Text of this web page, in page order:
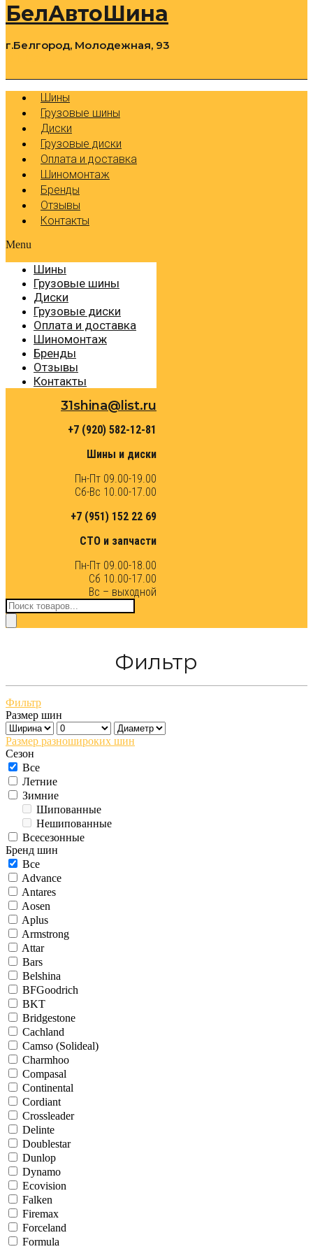
БелАвтоШина
г.Белгород, Молодежная, 93
Шины
Грузовые шины
Диски
Грузовые диски
Оплата и доставка
Шиномонтаж
Бренды
Отзывы
Контакты
Menu
Шины
Грузовые шины
Диски
Грузовые диски
Оплата и доставка
Шиномонтаж
Бренды
Отзывы
Контакты
31shina@list.ru
+7 (920) 582-12-81
Шины и диски
Пн-Пт 09.00-19.00
Сб-Вс 10.00-17.00
+7 (951) 152 22 69
СТО и запчасти
Пн-Пт 09.00-18.00
Сб 10.00-17.00
Вс – выходной
Поиск
товаров
Фильтр
Фильтр
Размер шин
Размер разношироких шин
Сезон
Все
Летние
Зимние
Шипованные
Нешипованные
Всесезонные
Бренд шин
Все
Advance
Antares
Aosen
Aplus
Armstrong
Attar
Bars
Belshina
BFGoodrich
BKT
Bridgestone
Cachland
Camso (Solideal)
Charmhoo
Compasal
Continental
Cordiant
Crossleader
Delinte
Doublestar
Dunlop
Dynamo
Ecovision
Falken
Firemax
Forceland
Formula